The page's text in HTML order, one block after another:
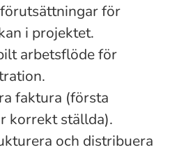
för
i projektet.
arbetsflöde för
faktura (första
korrekt ställda).
och distribuera